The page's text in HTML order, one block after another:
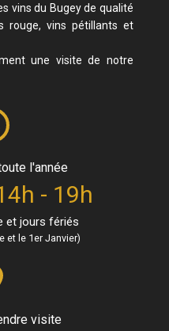
vins du Bugey de qualité
rouge, vins pétillants et
une visite de notre
l'année
- 19h
et jours fériés
et le 1er Janvier)
visite